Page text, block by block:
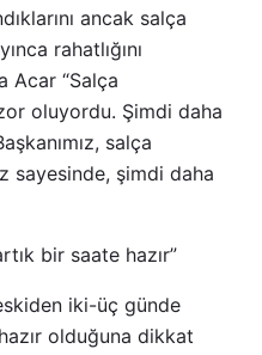
ancak salça
rahatlığını
Acar “Salça
oluyordu. Şimdi daha
salça
sayesinde, şimdi daha
bir saate hazır”
iki-üç günde
olduğuna dikkat